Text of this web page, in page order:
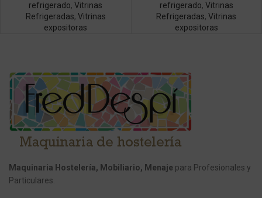
refrigerado,Vitrinas
Refrigeradas, Vitrinas
expositoras
refrigerado, Vitrinas
Refrigeradas,Vitrinas
expositoras
Maquinaria Hostelería, Mobiliario, Menaje para Profesionales y
Particulares.